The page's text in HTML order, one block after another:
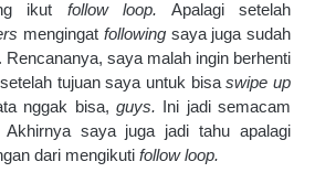
ikut follow loop. Apalagi setelah
mengingat following saya juga sudah
Rencananya, saya malah ingin berhenti
setelah tujuan saya untuk bisa
nggak bisa, guys.
Ini jadi semacam
Akhirnya saya juga jadi tahu apalagi
dari mengikuti follow loop.